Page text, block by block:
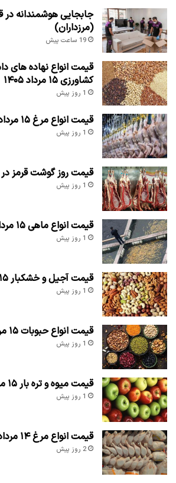
جابجایی هوشمندانه در
(مرزداران)
19 ساعت پیش
قیمت انواع نهاده های
کشاورزی ۱۵ مرداد ۱۴۰۵
1 روز پیش
قیمت انواع مرغ ۱۵ مرداد ۱۴۰۵
1 روز پیش
قیمت روز گوشت قرمز در ۱۵ مرداد ۱۴۰۵
1 روز پیش
قیمت انواع ماهی ۱۵ مرداد ۱۴۰۵
1 روز پیش
قیمت آجیل و خشکبار ۱۵ مرداد ۱۴۰۵
1 روز پیش
قیمت انواع حبوبات ۱۵ مرداد ۱۴۰۵
1 روز پیش
قیمت میوه و تره بار ۱۵ مرداد ۱۴۰۵
1 روز پیش
قیمت انواع مرغ ۱۴ مرداد ۱۴۰۵
2 روز پیش